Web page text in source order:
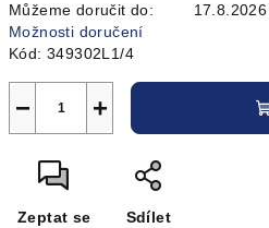
Můžeme doručit do:
17.8.2026
Možnosti doručení
Kód: 349302L1/4
+
−
Zeptat se Sdílet